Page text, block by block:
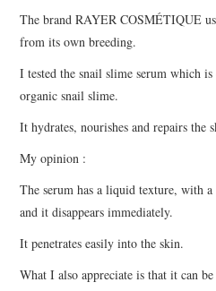
The brand RAYER COSMÉTIQUE
from its own breeding.
I tested the snail slime serum which
organic snail slime.
It hydrates, nourishes and repairs the
My opinion :
The serum has a liquid texture, with
and it disappears immediately.
It penetrates easily into the skin.
What I also appreciate is that it can